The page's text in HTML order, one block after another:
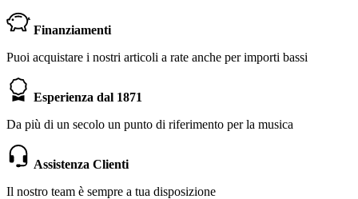
Finanziamenti
Puoi acquistare i nostri articoli a rate anche per importi bassi
Esperienza dal 1871
Da più di un secolo un punto di riferimento per la musica
Assistenza Clienti
Il nostro team è sempre a tua disposizione